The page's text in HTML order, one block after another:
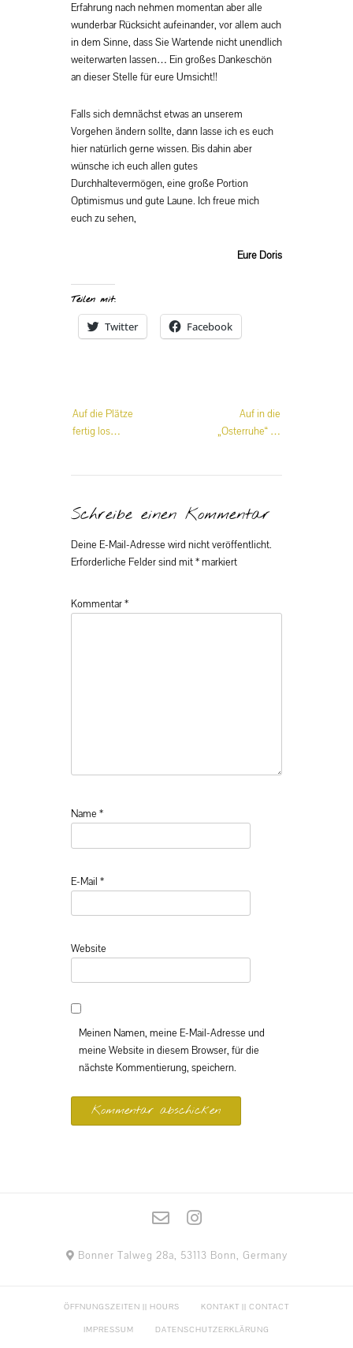
Erfahrung nach nehmen momentan aber alle
wunderbar Rücksicht aufeinander, vor allem auch
in dem Sinne, dass Sie Wartende nicht unendlich
weiterwarten lassen… Ein großes Dankeschön
an dieser Stelle für eure Umsicht!!
Falls sich demnächst etwas an unserem
Vorgehen ändern sollte, dann lasse ich es euch
hier natürlich gerne wissen. Bis dahin aber
wünsche ich euch allen gutes
Durchhaltevermögen, eine große Portion
Optimismus und gute Laune. Ich freue mich
euch zu sehen,
Eure Doris
Teilen mit:
Twitter Facebook
Beitrags-
Navigation
Auf die Plätze
fertig los…
Auf in die
„Osterruhe“ …
Schreibe einen Kommentar
Deine E-Mail-Adresse wird nicht veröffentlicht.
Erforderliche Felder sind mit*markiert
Kommentar*
Name *
E-Mail *
Website
Meinen Namen, meine E-Mail-Adresse und
meine Website in diesem Browser, für die
nächste Kommentierung, speichern.
Bonner Talweg 28a, 53113 Bonn, Germany
ÖFFNUNGSZEITEN || HOURS KONTAKT || CONTACT
IMPRESSUM DATENSCHUTZERKLÄRUNG